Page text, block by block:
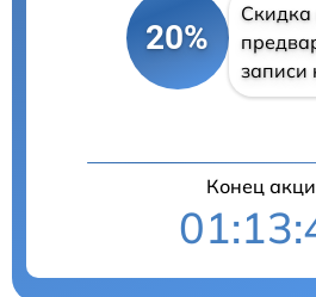
20%
Скидка
записи
Конец